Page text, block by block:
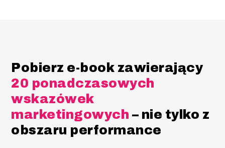
Pobierz e-book zawierający
20 ponadczasowych
wskazówek
marketingowych – nie tylko z
obszaru performance